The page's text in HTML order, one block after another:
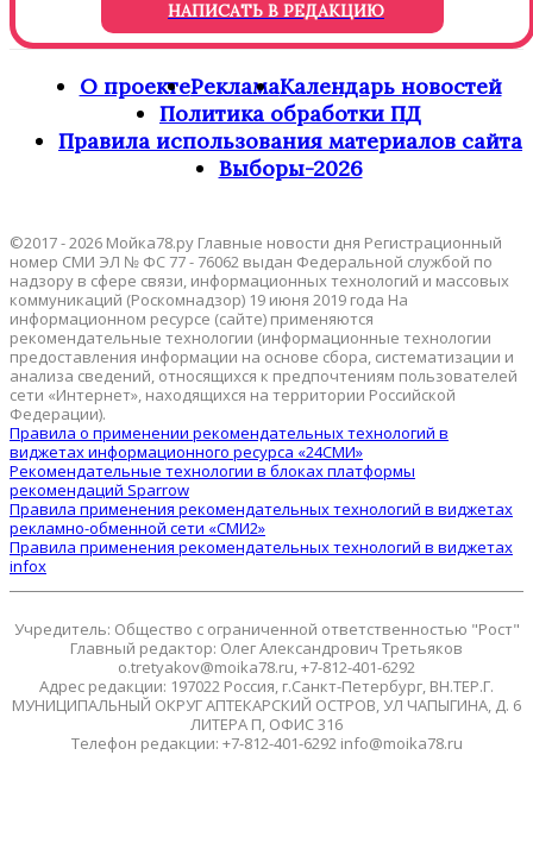
НАПИСАТЬ В РЕДАКЦИЮ
О проектеРекламаКалендарь новостей
Политика обработки ПД
Правила использования материалов сайта
Выборы-2026
©2017 - 2026 Мойка78.ру Главные новости дня Регистрационный
номер СМИ ЭЛ № ФС 77 - 76062 выдан Федеральной службой по
надзору в сфере связи, информационных технологий и массовых
коммуникаций (Роскомнадзор) 19 июня 2019 года На
информационном ресурсе (сайте) применяются
рекомендательные технологии (информационные технологии
предоставления информации на основе сбора, систематизации и
анализа сведений, относящихся к предпочтениям пользователей
сети «Интернет», находящихся на территории Российской
Федерации).
Правила о применении рекомендательных технологий в
виджетах информационного ресурса «24СМИ»
Рекомендательные технологии в блоках платформы
рекомендаций Sparrow
Правила применения рекомендательных технологий в виджетах
рекламно-обменной сети «СМИ2»
Правила применения рекомендательных технологий в виджетах
infox
Учредитель: Общество с ограниченной ответственностью "Рост"
Главный редактор: Олег Александрович Третьяков
o.tretyakov@moika78.ru, +7-812-401-6292
Адрес редакции: 197022 Россия, г.Санкт-Петербург, ВН.ТЕР.Г.
МУНИЦИПАЛЬНЫЙ ОКРУГ АПТЕКАРСКИЙ ОСТРОВ, УЛ ЧАПЫГИНА, Д. 6
ЛИТЕРА П, ОФИС 316
Телефон редакции: +7-812-401-6292 info@moika78.ru